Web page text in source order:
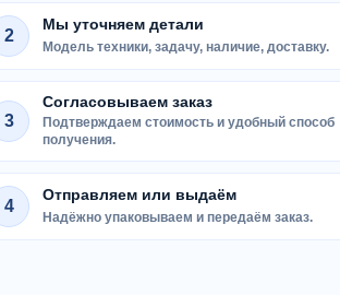
2
Мы уточняем детали
Модель техники, задачу, наличие, доставку.
3
Согласовываем заказ
Подтверждаем стоимость и удобный способ
получения.
4
Отправляем или выдаём
Надёжно упаковываем и передаём заказ.